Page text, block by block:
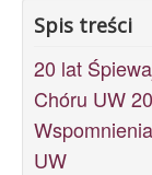
Spis treści
20 lat
Chóru UW
UW